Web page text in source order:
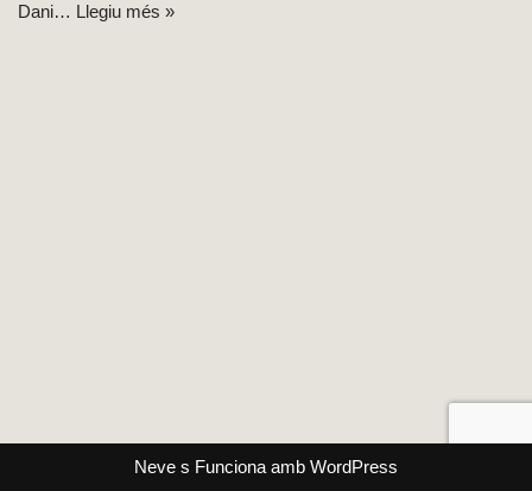
Dani… Llegiu més »
Neve s Funciona amb WordPress